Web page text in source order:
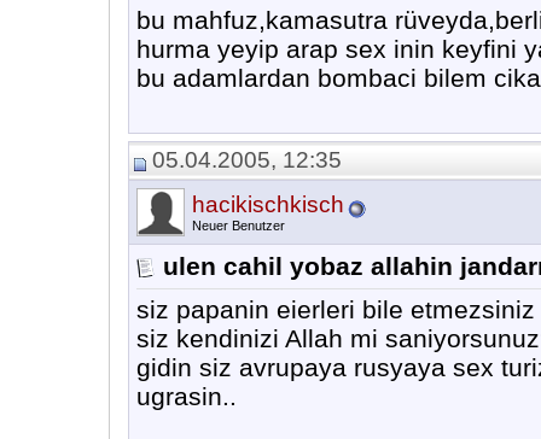
bu mahfuz,kamasutra
hurma yeyip arap sex inin keyfini
bu adamlardan bombaci bilem
05.04.2005, 12:35
hacikischkisch
Neuer Benutzer
ulen cahil yobaz allahin
siz papanin eierleri bile etmezsiniz
siz kendinizi Allah mi
gidin siz avrupaya rusyaya sex
ugrasin..